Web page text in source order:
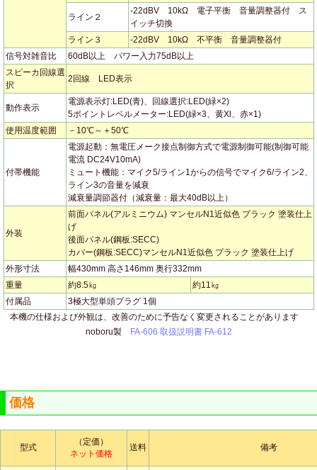
ライン２
-22dBV 10kΩ 電子平衡 音量調整器付 ス
イッチ切換
ライン３
-22dBV 10kΩ 不平衡 音量調整器付
信号対雑音比
60dB以上 パワー入力75dB以上
スピーカ回線選
択
2回線 LED表示
動作表示
電源表示灯:LED(青)、回線選択:LED(緑×2)
5ポイントレベルメーター:LED(緑×3、黄Xl、赤×1)
使用温度範囲
－10℃～＋50℃
付帯機能
電源起動：無電圧メーク接点制御方式で電源制御可能(制御可能
電流 DC24V10mA)
ミュート機能：マイク5/ライン1からの信号でマイク6/ライン2、
ライン3の音量を減衰
減衰量調節器付（減衰量：最大40dB以上）
外装
前面パネル(アルミニウム) マンセルN1近似色 プラック 塗装仕上
げ
後面パネル(鋼板:SECC)
カバー(鋼板:SECC)マンセルN1近似色 プラック 塗装仕上げ
外形寸法
幅430mm 高さ146mm 奥行332mm
重量
約8.5㎏
約11㎏
付属品
3極大型単頭プラグ 1個
本機の仕様および外観は、改善のために予告なく変更されることがあります
noboru製
FA-606 取扱説明書 FA-612
価格
型式
（定価）
ネット価格
送料 備考